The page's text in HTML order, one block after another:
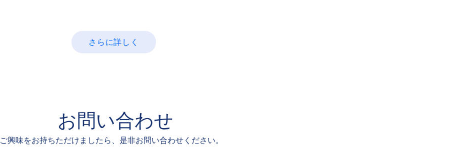
さらに詳しく
お問い合わせ
ご興味をお持ちただけましたら、是非お問い合わせください。